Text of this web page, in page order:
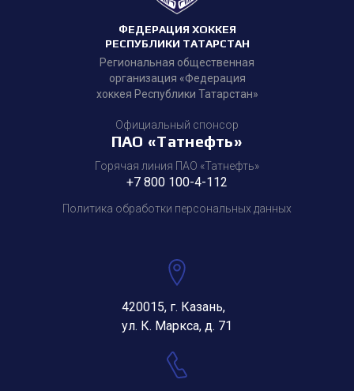
ФЕДЕРАЦИЯ ХОККЕЯ
РЕСПУБЛИКИ ТАТАРСТАН
Региональная общественная
организация «Федерация
хоккея Республики Татарстан»
Официальный спонсор
ПАО «Татнефть»
Горячая линия ПАО «Татнефть»
+7 800 100-4-112
Политика обработки персональных данных
420015, г. Казань,
ул. К. Маркса, д. 71